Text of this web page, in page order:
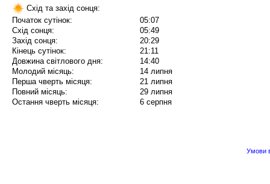
Схід та захід сонця:
Початок сутінок:
05:07
Схід сонця:
05:49
Захід сонця:
20:29
Кінець сутінок:
21:11
Довжина світлового дня:
14:40
Молодий місяць:
14 липня
Перша чверть місяця:
21 липня
Повний місяць:
29 липня
Остання чверть місяця:
6 серпня
Умови